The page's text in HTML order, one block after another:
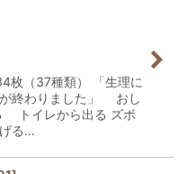
枚（37種類） 「生理に
終わりました」 おし
トイレから出る ズボ
る…